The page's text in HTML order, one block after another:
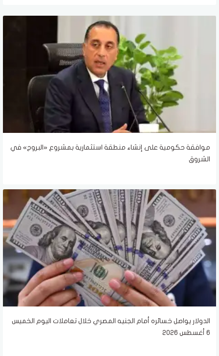
موافقة حكومية على إنشاء منطقة استثمارية بمشروع «البروج» في
الشروق
الدولار يواصل خسائره أمام الجنيه المصري خلال تعاملات اليوم الخميس
6 أغسطس 2026